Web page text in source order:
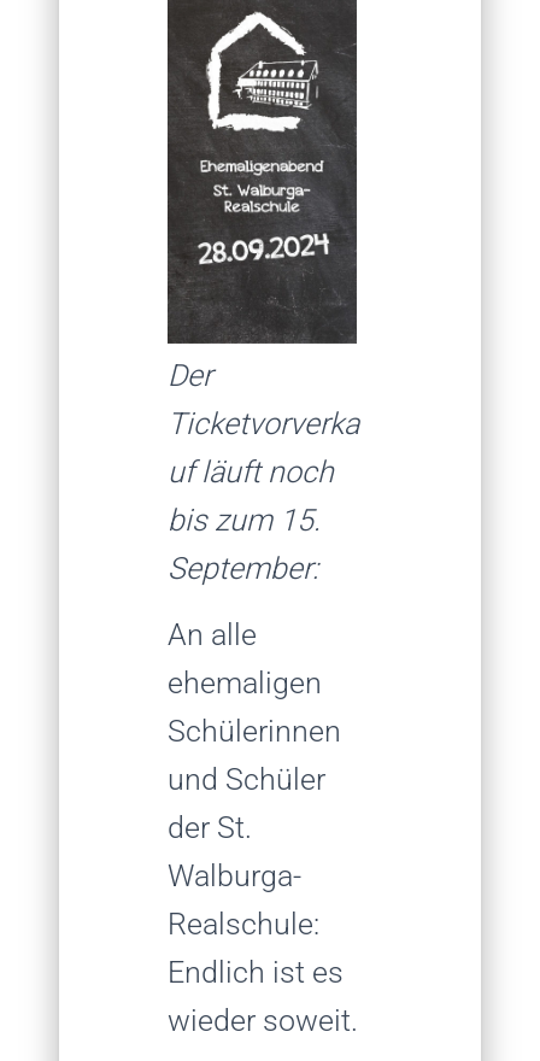
Der
Ticketvorverka
uf läuft noch
bis zum 15.
September:
An alle
ehemaligen
Schülerinnen
und Schüler
der St.
Walburga-
Realschule:
Endlich ist es
wieder soweit.